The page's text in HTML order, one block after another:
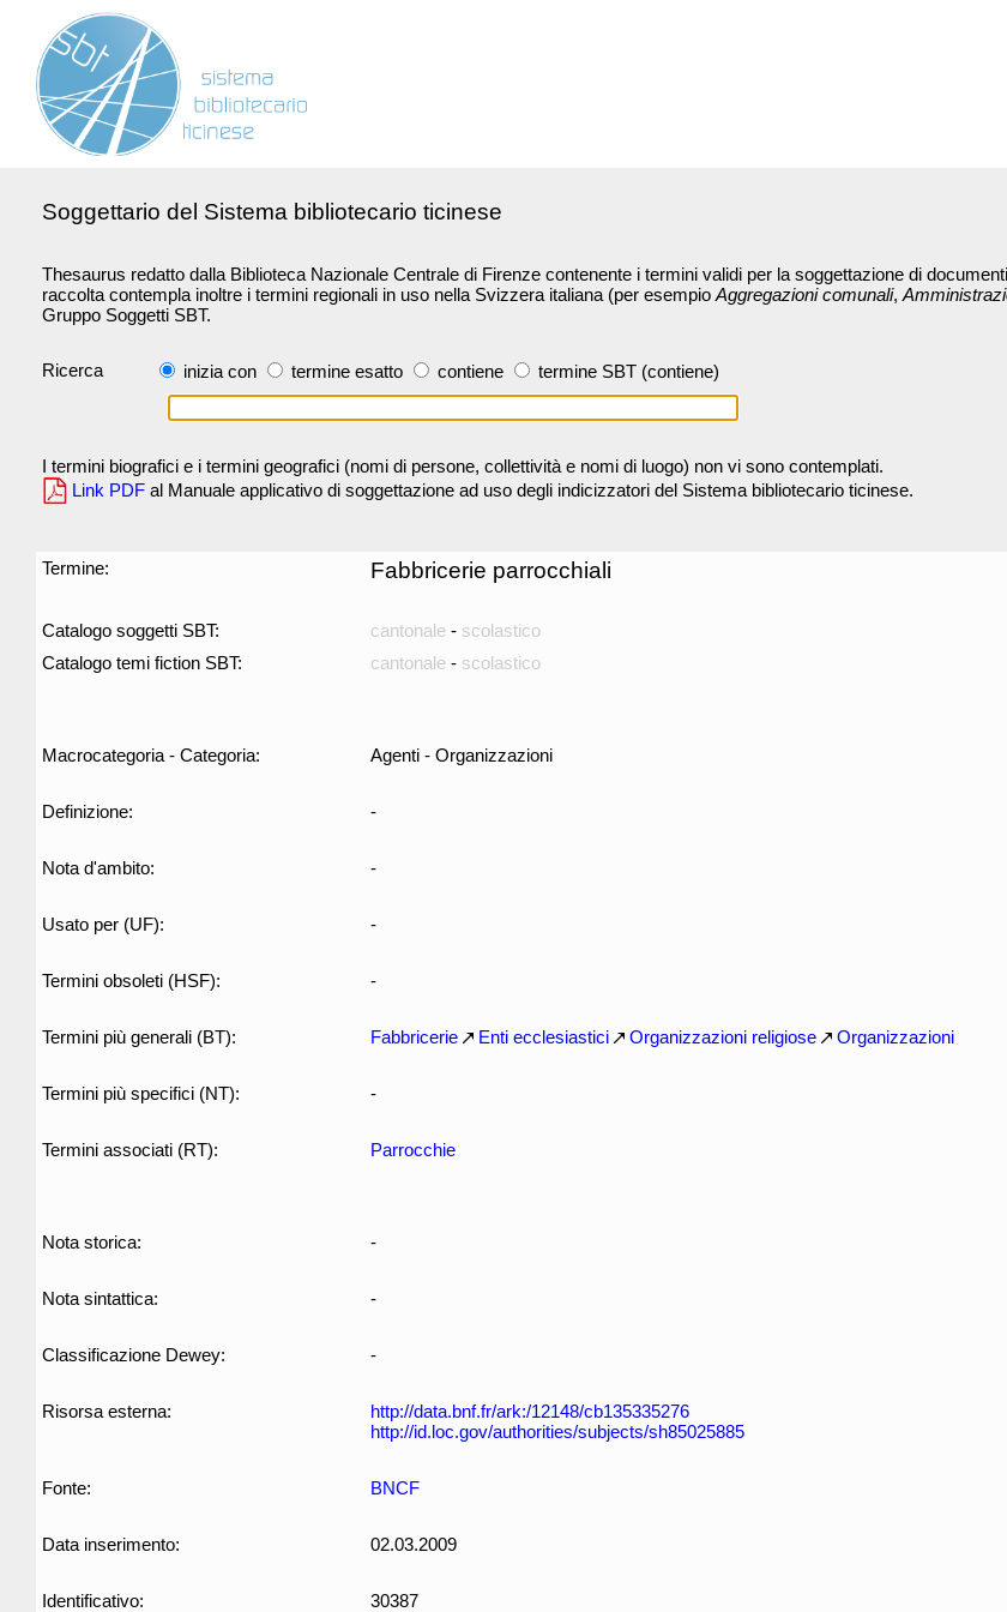
Soggettario del Sistema bibliotecario ticinese
Thesaurus redatto dalla Biblioteca Nazionale Centrale di Firenze contenente i termini validi per la soggettazione di
raccolta contempla inoltre i termini regionali in uso nella Svizzera italiana (per esempio Aggregazioni comunali,
Gruppo Soggetti SBT.
Ricerca inizia con termine esatto contiene termine SBT (contiene)
I termini biografici e i termini geografici (nomi di persone, collettività e nomi di luogo) non vi sono contemplati.
Link PDF al Manuale applicativo di soggettazione ad uso degli indicizzatori del Sistema bibliotecario ticinese.
Termine: Fabbricerie parrocchiali
Catalogo soggetti SBT: cantonale - scolastico
Catalogo temi fiction SBT:
cantonale - scolastico
Macrocategoria - Categoria: Agenti - Organizzazioni
Definizione: -
Nota d'ambito: -
Usato per (UF): -
Termini obsoleti (HSF): -
Termini più generali (BT): Fabbricerie Enti ecclesiastici Organizzazioni religiose Organizzazioni
Termini più specifici (NT): -
Termini associati (RT): Parrocchie
Nota storica: -
Nota sintattica: -
Classificazione Dewey: -
Risorsa esterna:
http://data.bnf.fr/ark:/12148/cb135335276
http://id.loc.gov/authorities/subjects/sh85025885
Fonte: BNCF
Data inserimento: 02.03.2009
Identificativo: 30387